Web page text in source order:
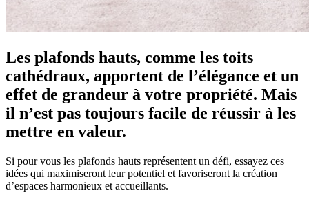
Les plafonds hauts, comme les toits
cathédraux, apportent de l’élégance et un
effet de grandeur à votre propriété. Mais
il n’est pas toujours facile de réussir à les
mettre en valeur.
Si pour vous les plafonds hauts représentent un défi, essayez ces
idées qui maximiseront leur potentiel et favoriseront la création
d’espaces harmonieux et accueillants.